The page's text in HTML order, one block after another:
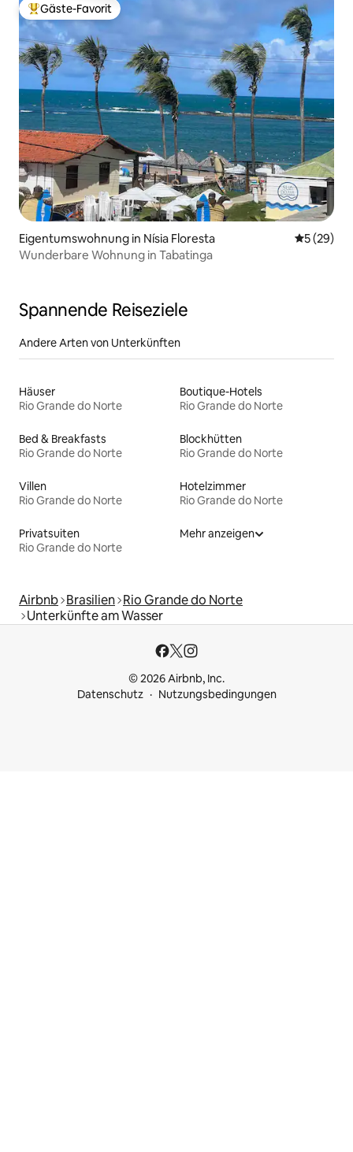
Beliebter Gäste-Favorit.
Gäste-Favorit
Eigentumswohnung in Nísia Floresta
5 (29)
Wunderbare Wohnung in Tabatinga
Spannende Reiseziele
Andere Arten von Unterkünften
Häuser
Rio Grande do Norte
Boutique-Hotels
Rio Grande do Norte
Bed & Breakfasts
Rio Grande do Norte
Blockhütten
Rio Grande do Norte
Villen
Rio Grande do Norte
Hotelzimmer
Rio Grande do Norte
Privatsuiten
Rio Grande do Norte
Mehr anzeigen
Airbnb Brasilien Rio Grande do Norte
Unterkünfte am Wasser
© 2026 Airbnb, Inc.
Datenschutz
Nutzungsbedingungen